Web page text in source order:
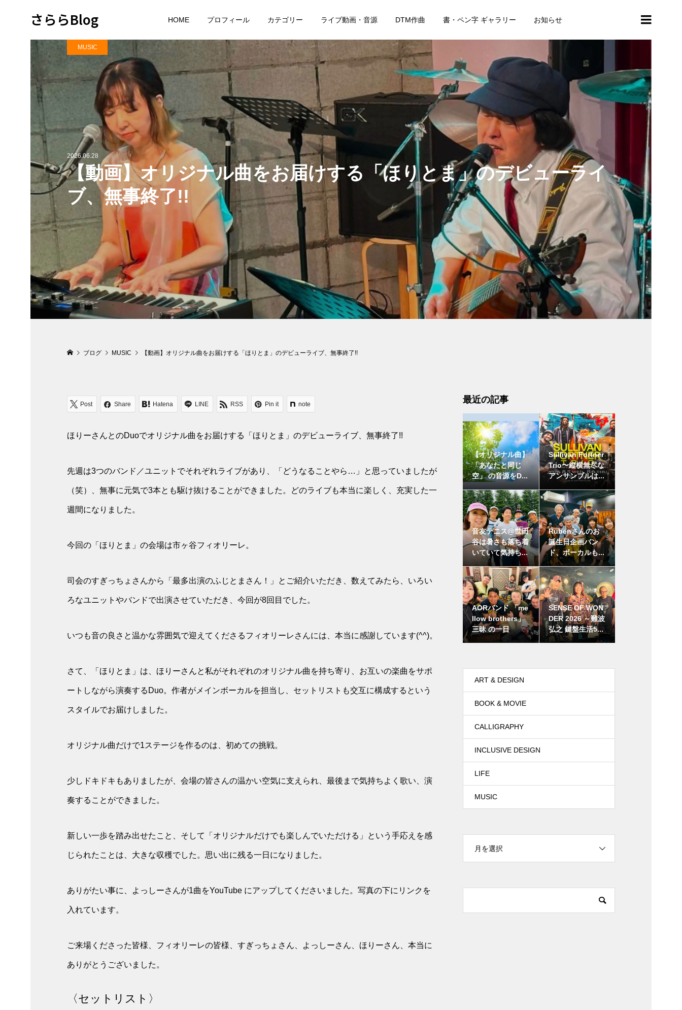
さららBlog HOME プロフィール カテゴリー ライブ動画・音源 DTM作曲 書・ペン字 ギャラリー お知らせ
2026.06.28
【動画】オリジナル曲をお届けする「ほりとま」のデビューライ
ブ、無事終了!!
MUSIC
ブログ MUSIC 【動画】オリジナル曲をお届けする「ほりとま」のデビューライブ、無事終了!!
Post Share Hatena LINE RSS Pin it note
ほりーさんとのDuoでオリジナル曲をお届けする「ほりとま」のデビューライブ、無事終了!!
先週は3つのバンド／ユニットでそれぞれライブがあり、「どうなることやら…」と思っていましたが
（笑）、無事に元気で3本とも駆け抜けることができました。どのライブも本当に楽しく、充実した一
週間になりました。
今回の「ほりとま」の会場は市ヶ谷フィオリーレ。
司会のすぎっちょさんから「最多出演のふじとまさん！」とご紹介いただき、数えてみたら、いろい
ろなユニットやバンドで出演させていただき、今回が8回目でした。
いつも音の良さと温かな雰囲気で迎えてくださるフィオリーレさんには、本当に感謝しています(^^)。
さて、「ほりとま」は、ほりーさんと私がそれぞれのオリジナル曲を持ち寄り、お互いの楽曲をサポ
ートしながら演奏するDuo。作者がメインボーカルを担当し、セットリストも交互に構成するという
スタイルでお届けしました。
オリジナル曲だけで1ステージを作るのは、初めての挑戦。
少しドキドキもありましたが、会場の皆さんの温かい空気に支えられ、最後まで気持ちよく歌い、演
奏することができました。
新しい一歩を踏み出せたこと、そして「オリジナルだけでも楽しんでいただける」という手応えを感
じられたことは、大きな収穫でした。思い出に残る一日になりました。
ありがたい事に、よっしーさんが1曲をYouTube にアップしてくださいました。写真の下にリンクを
入れています。
ご来場くださった皆様、フィオリーレの皆様、すぎっちょさん、よっしーさん、ほりーさん、本当に
ありがとうございました。
〈セットリスト〉
最近の記事
【オリジナル曲】
「あなたと同じ
空」 の音源をD...
Sullivan Fortner
Trio〜縦横無尽な
アンサンブルは...
音友テニス@世田
谷は暑さも落ち着
いていて気持ち...
Rubenさんのお
誕生日企画バン
ド、ボーカルも...
AORバンド 「me
llow brothers」
三昧 の一日
SENSE OF WON
DER 2026 ～難波
弘之 鍵盤生活5...
ART & DESIGN
BOOK & MOVIE
CALLIGRAPHY
INCLUSIVE DESIGN
LIFE
MUSIC
月を選択